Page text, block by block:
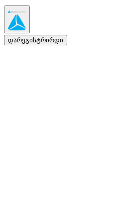
დარეგისტრირდი